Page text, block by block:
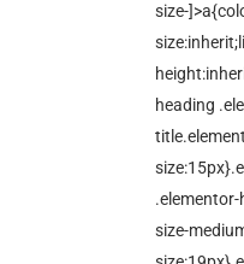
size-
heading
size-